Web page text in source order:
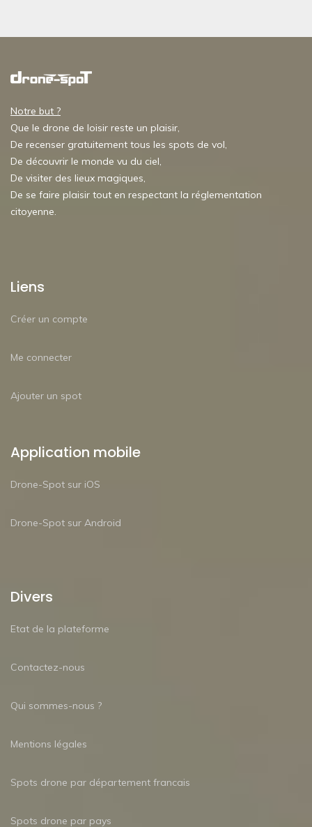
Notre but ?
Que le drone de loisir reste un plaisir,
De recenser gratuitement tous les spots de vol,
De découvrir le monde vu du ciel,
De visiter des lieux magiques,
De se faire plaisir tout en respectant la réglementation
citoyenne.
Liens
Créer un compte
Me connecter
Ajouter un spot
Application mobile
Drone-Spot sur iOS
Drone-Spot sur Android
Divers
Etat de la plateforme
Contactez-nous
Qui sommes-nous ?
Mentions légales
Spots drone par département francais
Spots drone par pays